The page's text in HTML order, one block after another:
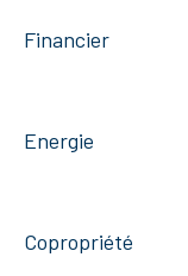
Financier
Energie
Copropriété